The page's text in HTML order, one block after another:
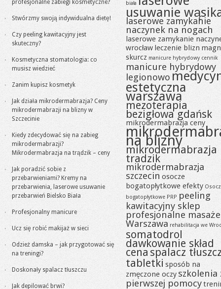
profesjonalne zabiegi kosmetyczne?
Stwórzmy swoją indywidualna dietę!
Czy peeling kawitacyjny jest
skuteczny?
Kosmetyczna stomatologia: co
musisz wiedzieć
Zanim kupisz kosmetyk
Jak działa mikrodermabrazja? Ceny
mikrodermabrazji na blizny w
Szczecinie
Kiedy zdecydować się na zabieg
mikrodermabrazji?
Mikrodermabrazja na trądzik – ceny
Jak poradzić sobie z
przebarwieniami? Kremy na
przebarwienia, laserowe usuwanie
przebarwień Bielsko Biała
Profesjonalny manicure
Ucz się robić makijaż w sieci
Odzież damska – jak przygotować się
na treningi?
Doskonały spalacz tłuszczu
Jak depilować brwi?
biała
usuwanie
laserowe zamykanie
naczynek na nogach
laserowe zamykanie
wrocław leczenie blizn
skurcz manicure hybrydowy cennik
manicure hybrydowy
legionowo
estetyczna
warszawa
mezoterapia
bezigłowa gdańsk
mikrodermabrazja ceny
na blizny
mikrodermabrazja
tradzik
mikrodermabrazja
szczecin osocze
bogatopłytkowe efekty
bogatopłytkowe PRP peeling
kawitacyjny sklep
profesjonalne masaże
Warszawa rehabilitacja we
somatodrol
dawkowanie skład
cena spalacz
tabletki sposób na
zmęczone oczy szkolenia
pierwszej pomocy